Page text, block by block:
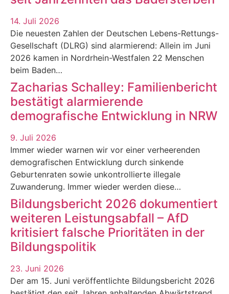
14. Juli 2026
Die neuesten Zahlen der Deutschen Lebens-Rettungs-
Gesellschaft (DLRG) sind alarmierend: Allein im Juni
2026 kamen in Nordrhein-Westfalen 22 Menschen
beim Baden…
Zacharias Schalley: Familienbericht
bestätigt alarmierende
demografische Entwicklung in NRW
9. Juli 2026
Immer wieder warnen wir vor einer verheerenden
demografischen Entwicklung durch sinkende
Geburtenraten sowie unkontrollierte illegale
Zuwanderung. Immer wieder werden diese…
Bildungsbericht 2026 dokumentiert
weiteren Leistungsabfall – AfD
kritisiert falsche Prioritäten in der
Bildungspolitik
23. Juni 2026
Der am 15. Juni veröffentlichte Bildungsbericht 2026